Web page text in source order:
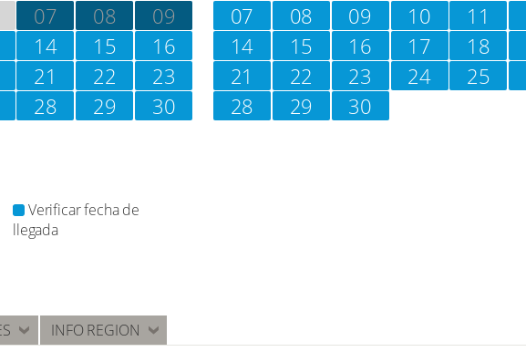
07
08
09
14
15
16
21
22
23
28
29 30
07
08 09 10 11
14
15 16 17 18
21
22 23 24 25
28
29 30
Verificar fecha de
llegada
INFO REGION